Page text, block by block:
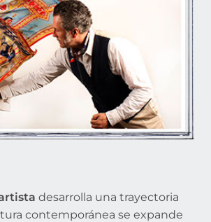
desarrolla una trayectoria
contemporánea se expande